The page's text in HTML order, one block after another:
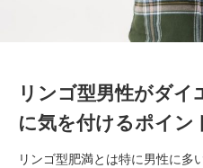
リンゴ型男性がダイ
に気を付けるポイン
リンゴ型肥満とは特に男性に多